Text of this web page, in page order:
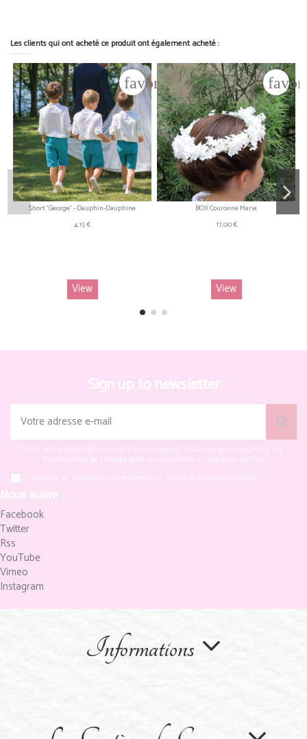
Les clients qui ont acheté ce produit ont également acheté :
favorite_border
Short "George" - Dauphin-Dauphine
4,15 €
View
BOX Couronne Marie
17,00 €
View
Sign up to newsletter
Nous suivre
Facebook
Twitter
Rss
YouTube
Vimeo
Instagram
Informations